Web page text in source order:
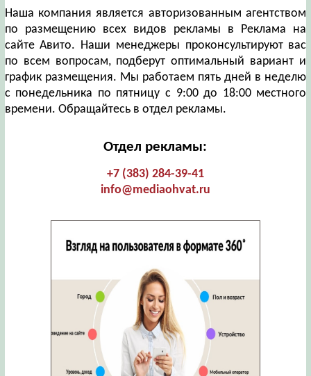
Наша компания является авторизованным агентством
по размещению всех видов рекламы в Реклама на
сайте Авито. Наши менеджеры проконсультируют вас
по всем вопросам, подберут оптимальный вариант и
график размещения. Мы работаем пять дней в неделю
с понедельника по пятницу с 9:00 до 18:00 местного
времени. Обращайтесь в отдел рекламы.
Отдел рекламы:
+7 (383) 284-39-41
info@mediaohvat.ru